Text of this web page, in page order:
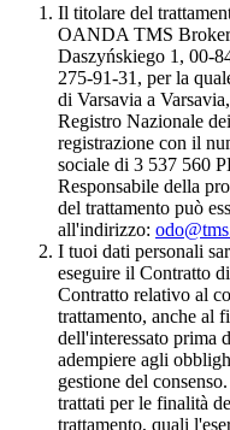
Il titolare del
OANDA TMS
Daszyńskiego 1, 00-
275-91-31, per la
di Varsavia a
Registro Nazionale
registrazione con il
sociale di 3 537 560
Responsabile della
del trattamento può
all'indirizzo:
I tuoi dati personali
eseguire il Contratto
Contratto relativo al
trattamento, anche al
dell'interessato prima
adempiere agli
gestione del
trattati per le finalità
trattamento, quali